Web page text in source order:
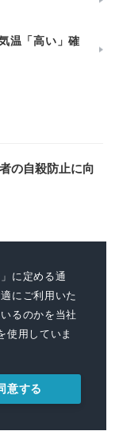
」に定める通
にご利用いた
るのかを当社
使用していま
意する
温「高い」確
の自殺防止に向
「SKYSEA